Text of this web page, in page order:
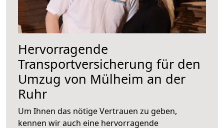
Hervorragende
Transportversicherung für den
Umzug von Mülheim an der
Ruhr
Um Ihnen das nötige Vertrauen zu geben,
kennen wir auch eine hervorragende